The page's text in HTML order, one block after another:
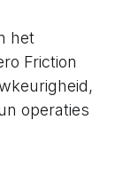
het
Friction
operaties